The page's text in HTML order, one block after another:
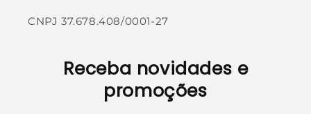
CNPJ 37.678.408/0001-27
Receba novidades e
promoções